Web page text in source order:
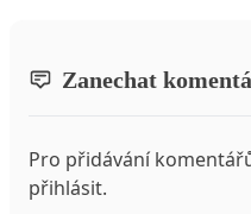
Zanechat
Pro přidávání
přihlásit.